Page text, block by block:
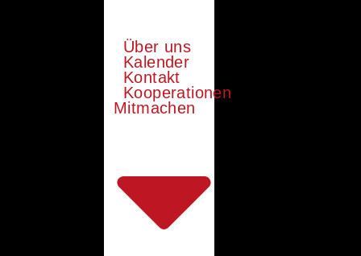
Über uns
Kalender
Kontakt
Kooperationen
Mitmachen